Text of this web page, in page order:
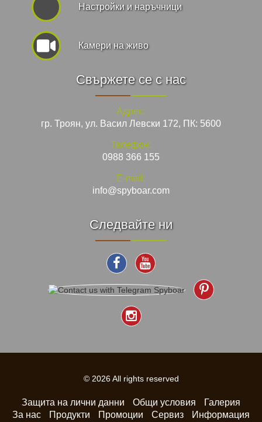
Hастройки и наръчници
Камери на живо
Свържете се с нас
Адрес:
гр. Троян, ул. Васил Левски 172, ПК: 5600
Телефон:
0988 366 155
E-mail:
info@spyboar.com
Следвайте ни
© 2026 All rights reserved
Защита на лични данни Общи условия
Галерия
За нас
Продукти Промоции Сервиз Информация